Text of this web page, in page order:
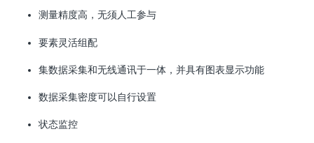
测量精度高，无须人工参与
要素灵活组配
集数据采集和无线通讯于一体，并具有图表显示功能
数据采集密度可以自行设置
状态监控